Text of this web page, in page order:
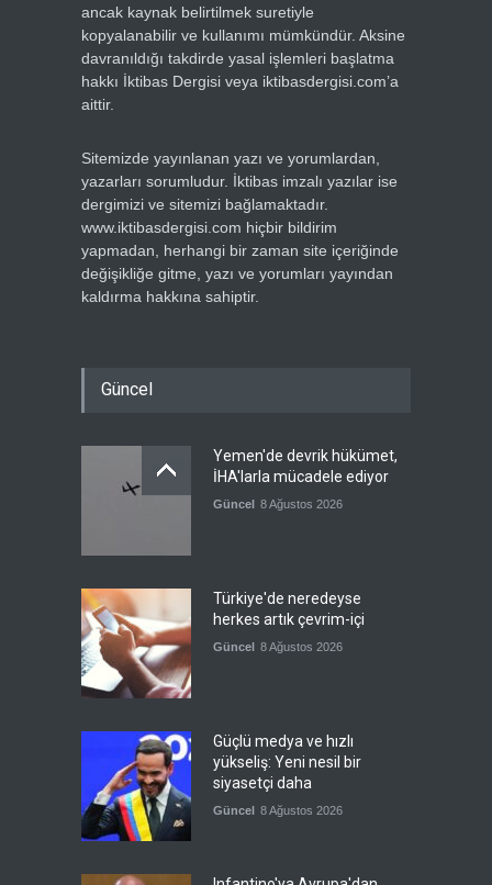
ancak kaynak belirtilmek suretiyle
kopyalanabilir ve kullanımı mümkündür. Aksine
davranıldığı takdirde yasal işlemleri başlatma
hakkı İktibas Dergisi veya iktibasdergisi.com’a
aittir.
Sitemizde yayınlanan yazı ve yorumlardan,
yazarları sorumludur. İktibas imzalı yazılar ise
dergimizi ve sitemizi bağlamaktadır.
www.iktibasdergisi.com hiçbir bildirim
yapmadan, herhangi bir zaman site içeriğinde
değişikliğe gitme, yazı ve yorumları yayından
kaldırma hakkına sahiptir.
Güncel
Yemen'de devrik hükümet,
İHA'larla mücadele ediyor
Güncel 8 Ağustos 2026
Türkiye'de neredeyse
herkes artık çevrim-içi
Güncel 8 Ağustos 2026
Güçlü medya ve hızlı
yükseliş: Yeni nesil bir
siyasetçi daha
Güncel 8 Ağustos 2026